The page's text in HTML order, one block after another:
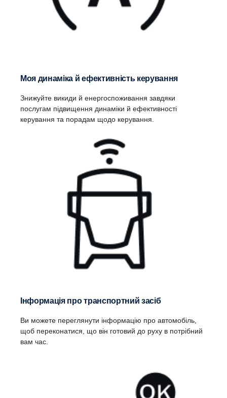
Моя динаміка й ефективність керування
Знижуйте викиди й енергоспоживання завдяки
послугам підвищення динаміки й ефективності
керування та порадам щодо керування.
Інформація про транспортний засіб
Ви можете переглянути інформацію про автомобіль,
щоб переконатися, що він готовий до руху в потрібний
вам час.